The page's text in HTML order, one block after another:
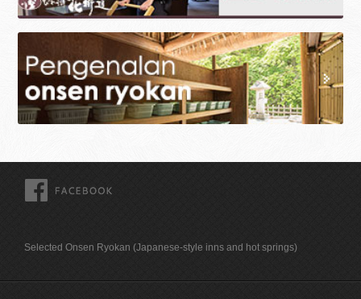
Selected Onsen Ryokan (Japanese-style inns and hot springs)